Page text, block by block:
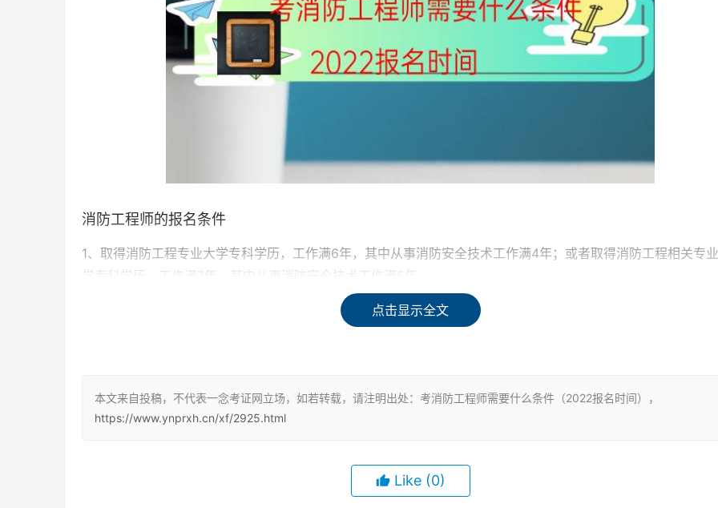
消防工程师的报名条件
1、取得消防工程专业大学专科学历，工作满6年，其中从事消防安全技术工作满4年；或者取得消防工程相关专
学专科学历，工作满7年，其中从事消防安全技术工作满5年。
2、取得消防工程专业大学本科学历或者学位，工作满4年，其中从事消防安全技术工作满3年；或者取得消防工程
取得消防工程相关专业在内的双学士学位或者研究生班毕业，工作满4年，其中从事消防安全技术工作满3年。
5、取得消防工程专业博士学历或者学位，从事消防安全技术工作满1年；或者取得消防工程相关专业博士学历或
点击显示全文
本文来自投稿，不代表一念考证网立场，如若转载，请注明出处：考消防工程师需要什么条件（2022报名时间），
https://www.ynprxh.cn/xf/2925.html
Like (0)